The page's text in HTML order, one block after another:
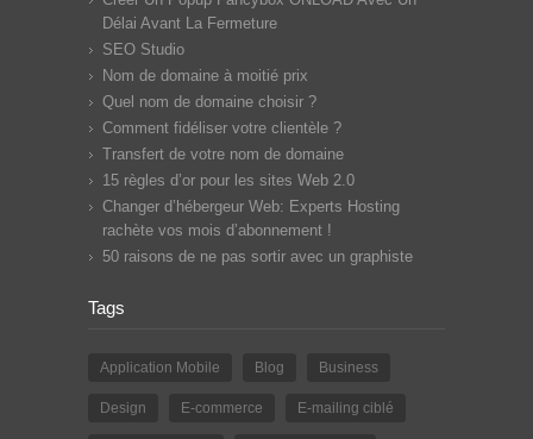
Délai Avant La Fermeture
SEO Studio
Nom de domaine à moitié prix
Quel nom de domaine choisir ?
Comment fidéliser votre clientèle ?
Transfert de votre nom de domaine
15 règles d’or pour les sites Web 2.0
Changer d’hébergeur Web: Experts Hosting
rachète vos mois d’abonnement !
50 raisons de ne pas sortir avec un graphiste
Tags
Application Mobile Blog Business
Design E-commerce E-mailing ciblé